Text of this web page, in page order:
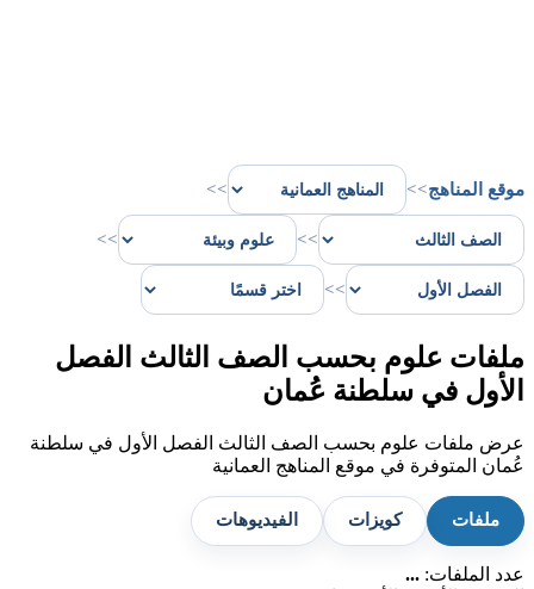
موقع المناهج>>
>>
>>
>>
>>
ملفات علوم بحسب الصف الثالث الفصل
الأول في سلطنة عُمان
عرض ملفات علوم بحسب الصف الثالث الفصل الأول في سلطنة
عُمان المتوفرة في موقع المناهج العمانية
ملفات كويزات الفيديوهات
عدد الملفات: ...